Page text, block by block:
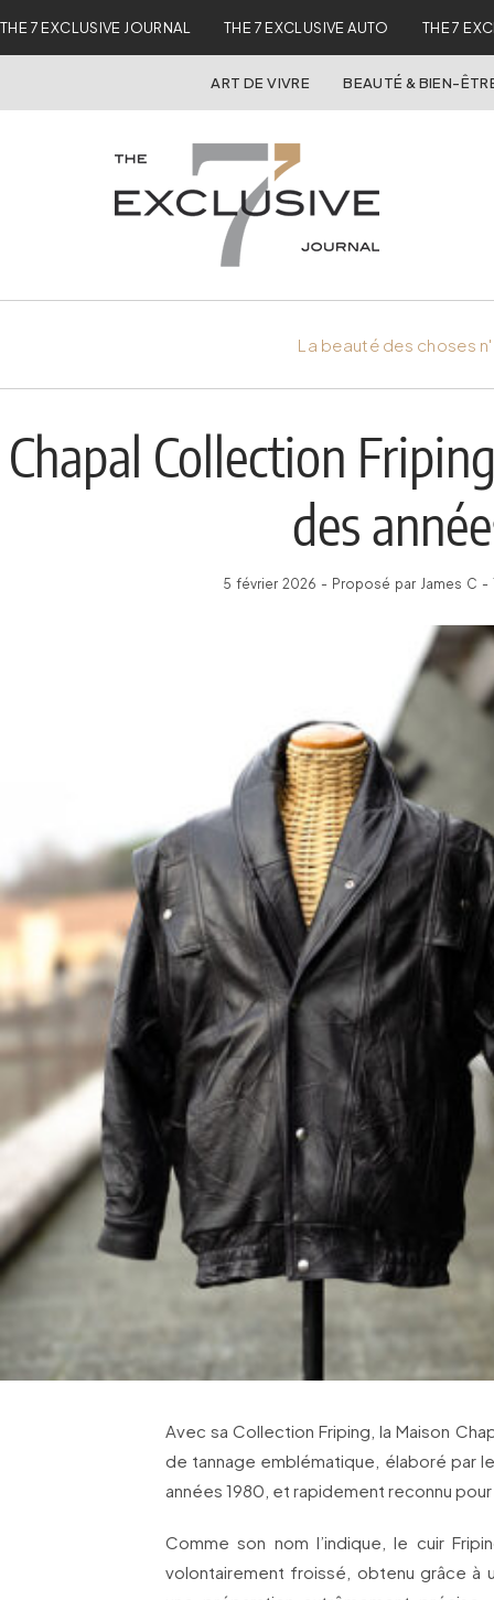
THE 7 EXCLUSIVE JOURNAL THE 7 EXCLUSIVE AUTO THE 7
ART DE VIVRE BEAUTÉ & BIEN-
La beauté des choses
Chapal Collection
des
5 février 2026 - Proposé par James C
Avec sa Collection Friping, la Maison
de tannage emblématique, élaboré par
années 1980, et rapidement reconnu
Comme son nom l’indique, le cuir
volontairement froissé, obtenu grâce à